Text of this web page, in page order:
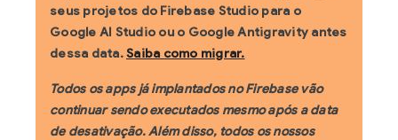
seus projetos do Firebase Studio para o
Google AI Studio ou o Google Antigravity antes
dessa data.Saiba como migrar.
Todos os apps já implantados no Firebase vão
continuar sendo executados mesmo após a data
de desativação. Além disso, todos os nossos